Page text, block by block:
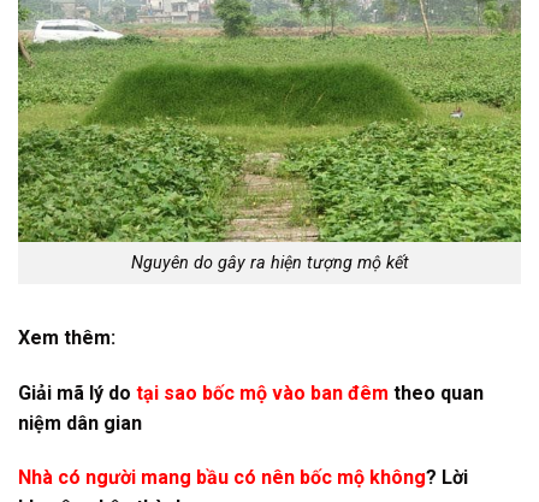
Nguyên do gây ra hiện tượng mộ kết
Xem thêm:
Giải mã lý do tại sao bốc mộ vào ban đêm theo quan
niệm dân gian
Nhà có người mang bầu có nên bốc mộ không? Lời